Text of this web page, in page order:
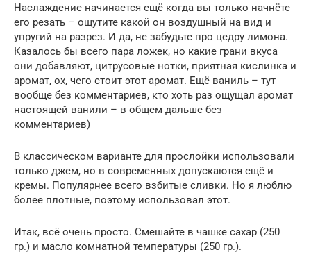
Наслаждение начинается ещё когда вы только начнёте
его резать – ощутите какой он воздушный на вид и
упругий на разрез. И да, не забудьте про цедру лимона.
Казалось бы всего пара ложек, но какие грани вкуса
они добавляют, цитрусовые нотки, приятная кислинка и
аромат, ох, чего стоит этот аромат. Ещё ваниль – тут
вообще без комментариев, кто хоть раз ощущал аромат
настоящей ванили – в общем дальше без
комментариев)
В классическом варианте для прослойки использовали
только джем, но в современных допускаются ещё и
кремы. Популярнее всего взбитые сливки. Но я люблю
более плотные, поэтому использовал этот.
Итак, всё очень просто. Смешайте в чашке сахар (250
гр.) и масло комнатной температуры (250 гр.).